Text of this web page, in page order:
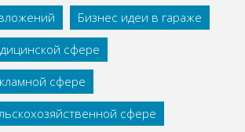
Бизнес идеи в гараже
сфере
сфере
сфере